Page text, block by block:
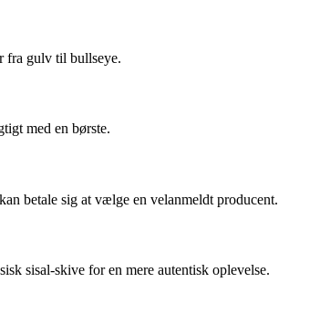
fra gulv til bullseye.
med en børste.
betale sig at vælge en velanmeldt producent.
sisal-skive for en mere autentisk oplevelse.